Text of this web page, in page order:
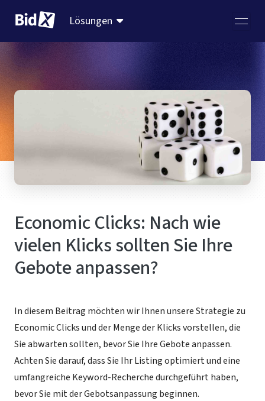
Lösungen
Economic Clicks: Nach wie
vielen Klicks sollten Sie Ihre
Gebote anpassen?
In diesem Beitrag möchten wir Ihnen unsere Strategie zu
Economic Clicks und der Menge der Klicks vorstellen, die
Sie abwarten sollten, bevor Sie Ihre Gebote anpassen.
Achten Sie darauf, dass Sie Ihr Listing optimiert und eine
umfangreiche Keyword-Recherche durchgeführt haben,
bevor Sie mit der Gebotsanpassung beginnen.